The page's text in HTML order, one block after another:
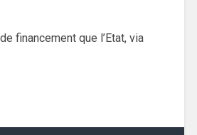
financement que l’Etat, via